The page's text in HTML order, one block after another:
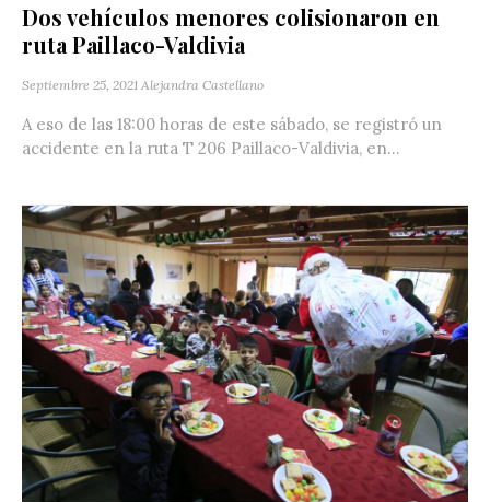
Dos vehículos menores colisionaron en
ruta Paillaco-Valdivia
Septiembre 25, 2021 Alejandra Castellano
A eso de las 18:00 horas de este sábado, se registró un
accidente en la ruta T 206 Paillaco-Valdivia, en...